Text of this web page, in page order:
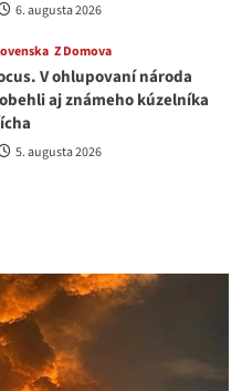
6. augusta 2026
Z Domova
V ohlupovaní národa
aj známeho kúzelníka
5. augusta 2026